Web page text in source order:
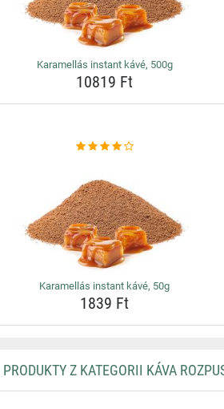
Karamellás instant kávé, 500g
10819 Ft
Karamellás instant kávé, 50g
1839 Ft
Z KATEGORII KÁVA